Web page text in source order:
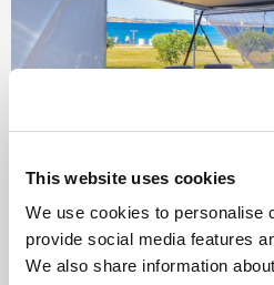
This website uses cookies
We use cookies to personalise
provide social media features
We also share information
Arena Grand Kažela